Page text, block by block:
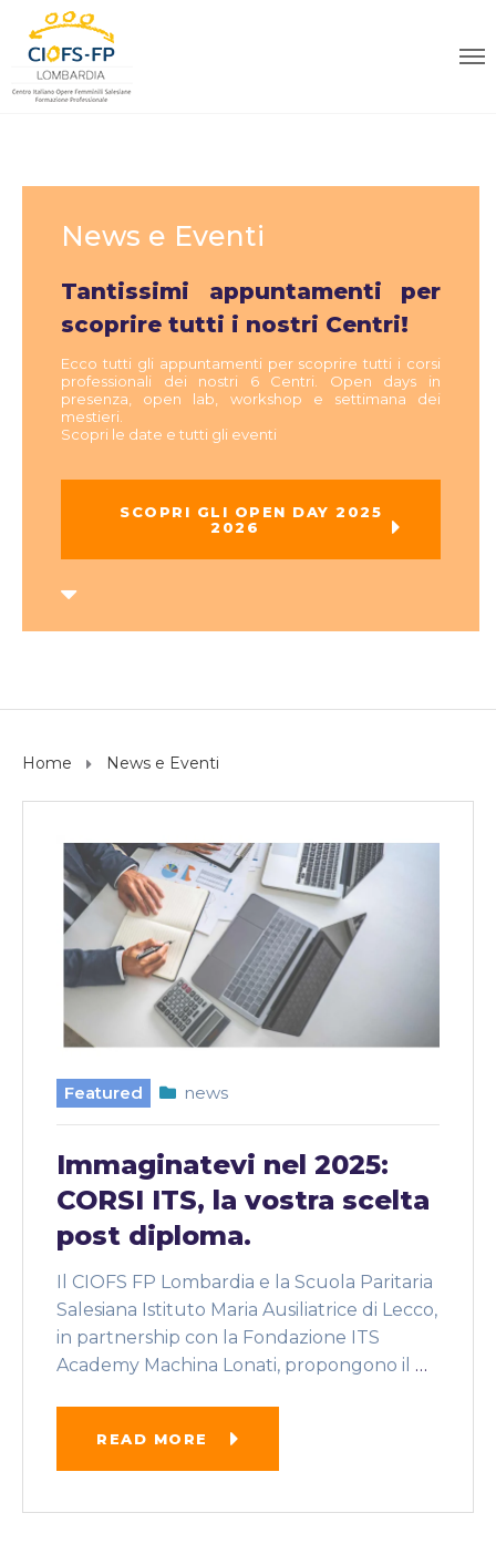
News e Eventi
Tantissimi appuntamenti per
scoprire tutti i nostri Centri!
Ecco tutti gli appuntamenti per scoprire tutti i corsi
professionali dei nostri 6 Centri. Open days in
presenza, open lab, workshop e settimana dei
mestieri.
Scopri le date e tutti gli eventi
SCOPRI GLI OPEN DAY 2025
2026
Home News e Eventi
Featured news
Immaginatevi nel 2025:
CORSI ITS, la vostra scelta
post diploma.
Il CIOFS FP Lombardia e la Scuola Paritaria
Salesiana Istituto Maria Ausiliatrice di Lecco,
in partnership con la Fondazione ITS
Academy Machina Lonati, propongono il …
READ MORE